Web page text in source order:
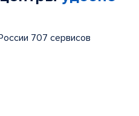
707 сервисов